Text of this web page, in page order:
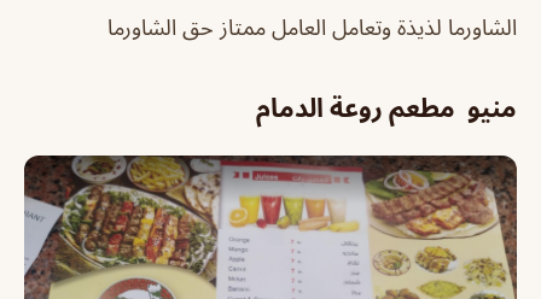
الشاورما لذيذة وتعامل العامل ممتاز حق الشاورما
منيو مطعم روعة الدمام